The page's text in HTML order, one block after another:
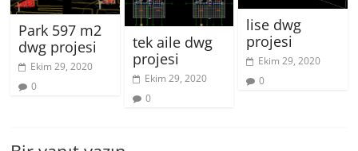
Park 597 m2
dwg projesi
Ekim 29, 2020
0
tek aile dwg
projesi
Ekim 29, 2020
0
lise dwg
projesi
Ekim 29, 2020
0